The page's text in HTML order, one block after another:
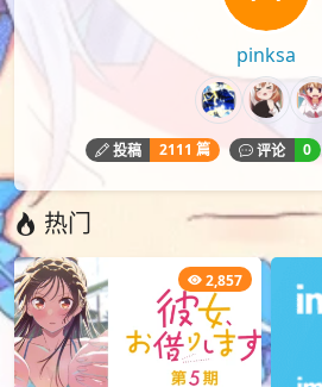
pinksa
投稿 2111 篇 评论 0
热门
2,857